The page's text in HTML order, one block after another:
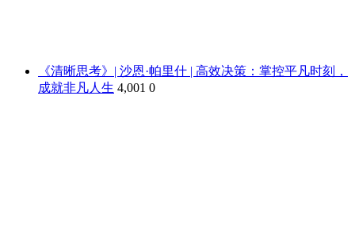
《清晰思考》| 沙恩·帕里什 | 高效决策：掌控平凡时刻，
成就非凡人生 4,001 0